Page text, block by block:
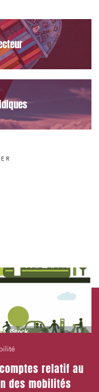
relatif au
des mobilités